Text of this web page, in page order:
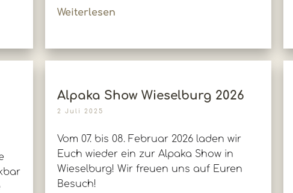
Weiterlesen
Alpaka Show Wieselburg 2026
2 Juli 2025
Vom 07. bis 08. Februar 2026 laden wir
Euch wieder ein zur Alpaka Show in
Wieselburg! Wir freuen uns auf Euren
Besuch!